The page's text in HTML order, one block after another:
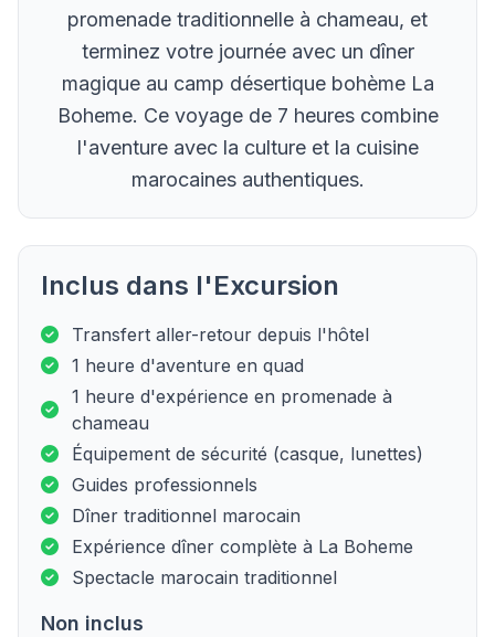
promenade traditionnelle à chameau, et
terminez votre journée avec un dîner
magique au camp désertique bohème La
Boheme. Ce voyage de 7 heures combine
l'aventure avec la culture et la cuisine
marocaines authentiques.
Inclus dans l'Excursion
Transfert aller-retour depuis l'hôtel
1 heure d'aventure en quad
1 heure d'expérience en promenade à
chameau
Équipement de sécurité (casque, lunettes)
Guides professionnels
Dîner traditionnel marocain
Expérience dîner complète à La Boheme
Spectacle marocain traditionnel
Non inclus